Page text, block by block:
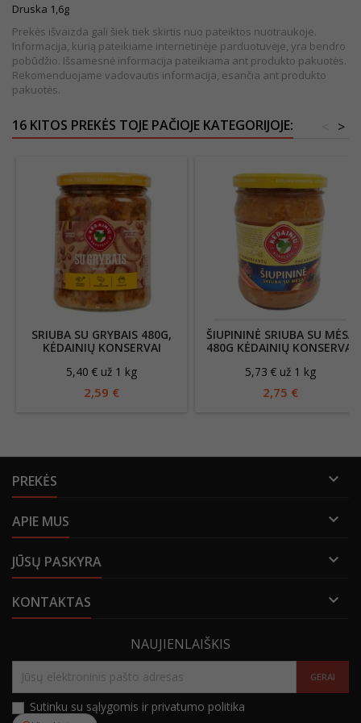
Druska 1,6g
Prekės išvaizda gali šiek tiek skirtis nuo pateiktos nuotraukoje.
Informacija, kurią pateikiame internetinėje parduotuvėje, yra bendro
pobūdžio. Išsamesnė informacija pateikiama ant produkto pakuotės.
Rekomenduojame vadovautis informacija, esančia ant produkto
pakuotės.
16 KITOS PREKĖS TOJE PAČIOJE KATEGORIJOJE: >
SRIUBA SU GRYBAIS 480G,
KĖDAINIŲ KONSERVAI
5,40 € už 1 kg
2,59 €
ŠIUPININĖ SRIUBA SU MĖSA
480G KĖDAINIŲ KONSERVAI
5,73 € už 1 kg
2,75 €
PREKĖS 
APIE MUS 
JŪSŲ PASKYRA 
KONTAKTAS 
NAUJIENLAIŠKIS
Sutinku su sąlygomis ir privatumo politika